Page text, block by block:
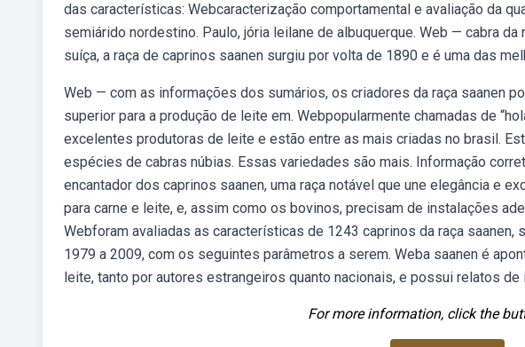
das características: Webcaracterização comportamental e avaliação da
semiárido nordestino. Paulo, jória leilane de albuquerque. Web — cabra
suíça, a raça de caprinos saanen surgiu por volta de 1890 e é uma das
Web — com as informações dos sumários, os criadores da raça saanen
superior para a produção de leite em. Webpopularmente chamadas de
excelentes produtoras de leite e estão entre as mais criadas no brasil.
espécies de cabras núbias. Essas variedades são mais. Informação
encantador dos caprinos saanen, uma raça notável que une elegância e
para carne e leite, e, assim como os bovinos, precisam de instalações
Webforam avaliadas as características de 1243 caprinos da raça
1979 a 2009, com os seguintes parâmetros a serem. Weba saanen é
leite, tanto por autores estrangeiros quanto nacionais, e possui relatos
For more information, click the